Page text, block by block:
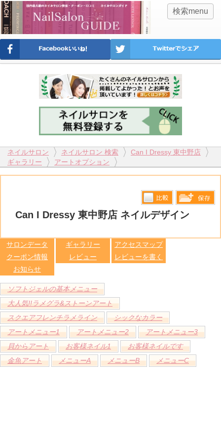
検索menu
ネイルサロン ネイルサロン 検索
Can I Dressy 東中野店
ギャラリー
アートオプション
Can I Dressy 東中野店 ネイルデザイン
比較す 保存リス
サロンデータ ギャラリー
アクセスマップ
クーポン情報
レビュー
レビューを書く
お知らせ
ソフトジェルの基本メニュー
大人気!!ラメグラ&ストーンアート
スクエアフレンチラメライン
シックなカラー
アートメニュー1
アートメニュー2
アートメニュー3
貝からアート
お客様ネイル1
お客様ネイルです
金魚アート
メニューA メニューB メニューC